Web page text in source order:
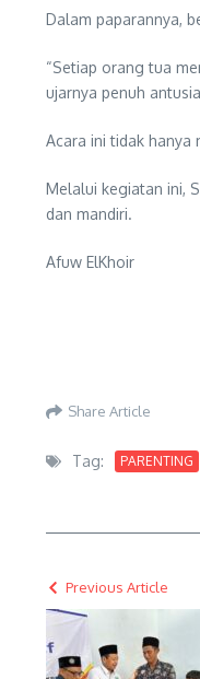
Dalam paparannya,
“Setiap orang tua
ujarnya penuh
Acara ini tidak hanya
Melalui kegiatan ini,
dan mandiri.
Afuw ElKhoir
Share Article
Tag: PARENTING
Previous Article